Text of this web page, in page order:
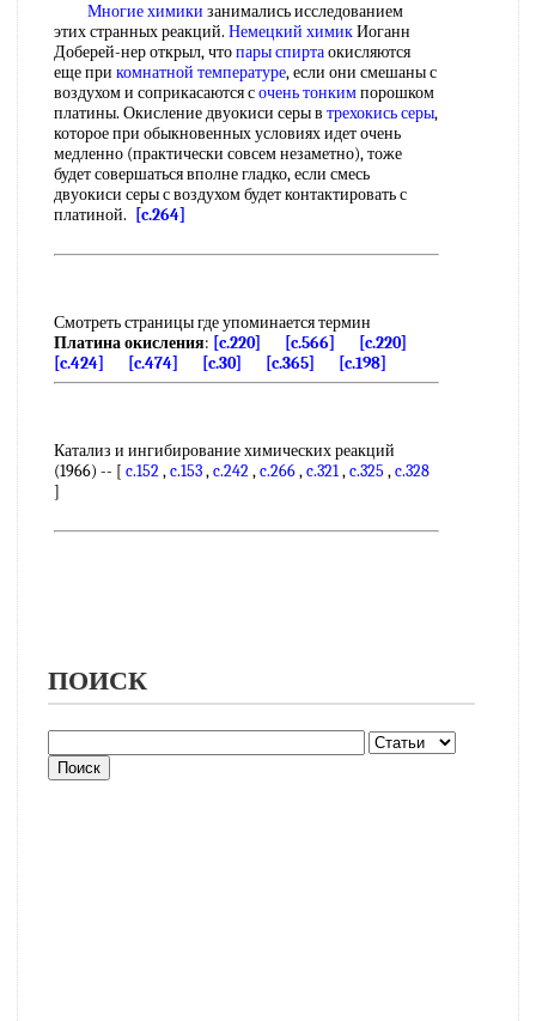
Многие химики занимались исследованием
этих странных реакций. Немецкий химикИоганн
Доберей-нер открыл, чтопары спиртаокисляются
еще при комнатной температуре, если они смешаны с
воздухом и соприкасаются сочень тонкимпорошком
платины. Окисление двуокиси серы в трехокись серы,
которое при обыкновенных условиях идет очень
медленно (практически совсем незаметно), тоже
будет совершаться вполне гладко, если смесь
двуокиси серы с воздухом будет контактировать с
платиной.
[c.264]
Смотреть страницы где упоминается термин
Платина окисления: [c.220] [c.566]
[c.220]
[c.424]
[c.474] [c.30] [c.365] [c.198]
Катализ и ингибирование химических реакций
(1966) -- [ c.152,c.153,c.242,c.266,c.321,c.325 ,c.328
]
ПОИСК